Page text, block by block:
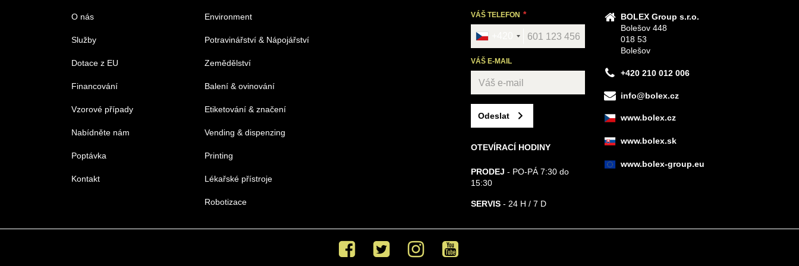
O nás
Služby
Dotace z EU
Financování
Vzorové případy
Nabídněte nám
Poptávka
Kontakt
Environment
Potravinářství & Nápojářství
Zemědělství
Balení & ovinování
Etiketování & značení
Vending & dispenzing
Printing
Lékařské přístroje
Robotizace
VÁŠ TELEFON
VÁŠ E-MAIL
Odeslat
OTEVÍRACÍ HODINY
PRODEJ - PO-PÁ 7:30 do
15:30
SERVIS - 24 H / 7 D
BOLEX Group s.r.o.
Bolešov 448
018 53
Bolešov
+420 210 012 006
info@bolex.cz
www.bolex.cz
www.bolex.sk
www.bolex-group.eu
Facebook Twitter Instagram Youtube